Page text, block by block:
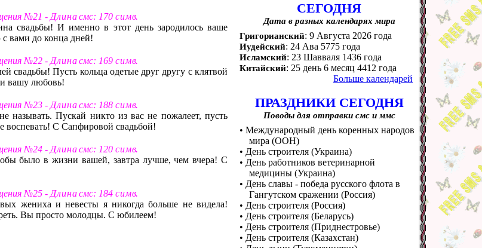
№21 - Д л и н асмс: 170 с и м в.
свадьбы! И именно в этот день зародилось ваше
с вами до конца дней!
№22 - Д л и н асмс: 169 с и м в.
свадьбы! Пусть кольца одетые друг другу с клятвой
и вашу любовь!
№23 - Д л и н асмс: 188 с и м в.
Пускай никто из вас не пожалеет, пусть
воспевать! С Сапфировой свадьбой!
№24 - Д л и н асмс: 120 с и м в.
было в жизни вашей, завтра лучше, чем вчера! С
№25 - Д л и н асмс: 184 с и м в.
жениха и невесты я никогда больше не видела!
Вы просто молодцы. С юбилеем!
СЕГОДНЯ
Дата в разных календарях мира
Григорианский: 9 Августа 2026 года
Иудейский: 24 Ава 5775 года
Исламский: 23 Шавваля 1436 года
Китайский: 25 день 6 месяц 4412 года
Больше календарей
ПРАЗДНИКИ СЕГОДНЯ
Поводы для отправки смс и ммс
• Международный день коренных народов
мира (ООН)
• День строителя (Украина)
• День работников ветеринарной
медицины (Украина)
• День славы - победа русского флота в
Гангутском сражении (Россия)
• День строителя (Россия)
• День строителя (Беларусь)
• День строителя (Приднестровье)
• День строителя (Казахстан)